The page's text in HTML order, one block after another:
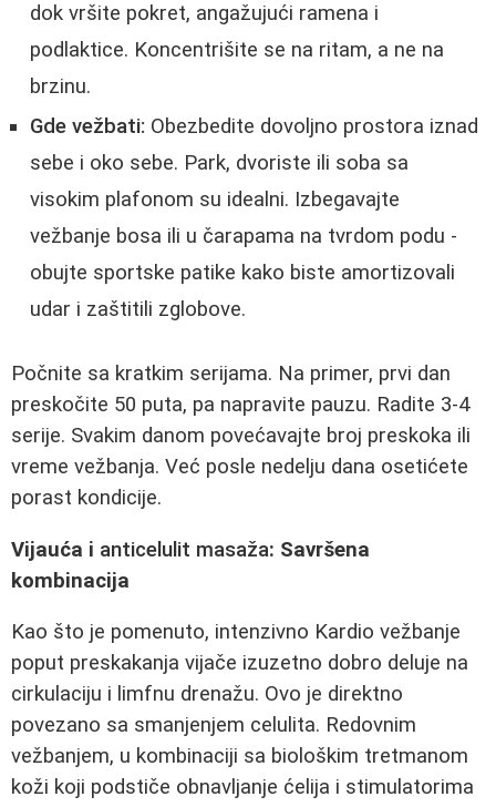
dok vršite pokret, angažujući ramena i
podlaktice. Koncentrišite se na ritam, a ne na
brzinu.
Gde vežbati: Obezbedite dovoljno prostora iznad
sebe i oko sebe. Park, dvoriste ili soba sa
visokim plafonom su idealni. Izbegavajte
vežbanje bosa ili u čarapama na tvrdom podu -
obujte sportske patike kako biste amortizovali
udar i zaštitili zglobove.
Počnite sa kratkim serijama. Na primer, prvi dan
preskočite 50 puta, pa napravite pauzu. Radite 3-4
serije. Svakim danom povećavajte broj preskoka ili
vreme vežbanja. Već posle nedelju dana osetićete
porast kondicije.
Vijauća i anticelulit masaža: Savršena
kombinacija
Kao što je pomenuto, intenzivno Kardio vežbanje
poput preskakanja vijače izuzetno dobro deluje na
cirkulaciju i limfnu drenažu. Ovo je direktno
povezano sa smanjenjem celulita. Redovnim
vežbanjem, u kombinaciji sa biološkim tretmanom
koži koji podstiče obnavljanje ćelija i stimulatorima